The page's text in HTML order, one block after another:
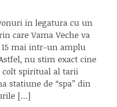
in legatura cu un
care Vama Veche va
mai intr-un amplu
nu stim exact cine
spiritual al tarii
statiune de “spa” din
[…]